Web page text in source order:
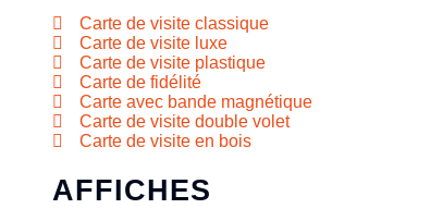
Carte de visite classique
Carte de visite luxe
Carte de visite plastique
Carte de fidélité
Carte avec bande magnétique
Carte de visite double volet
Carte de visite en bois
AFFICHES